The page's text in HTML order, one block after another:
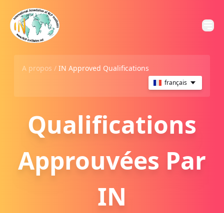
A propos / IN Approved Qualifications
français
Qualifications
Approuvées Par
IN